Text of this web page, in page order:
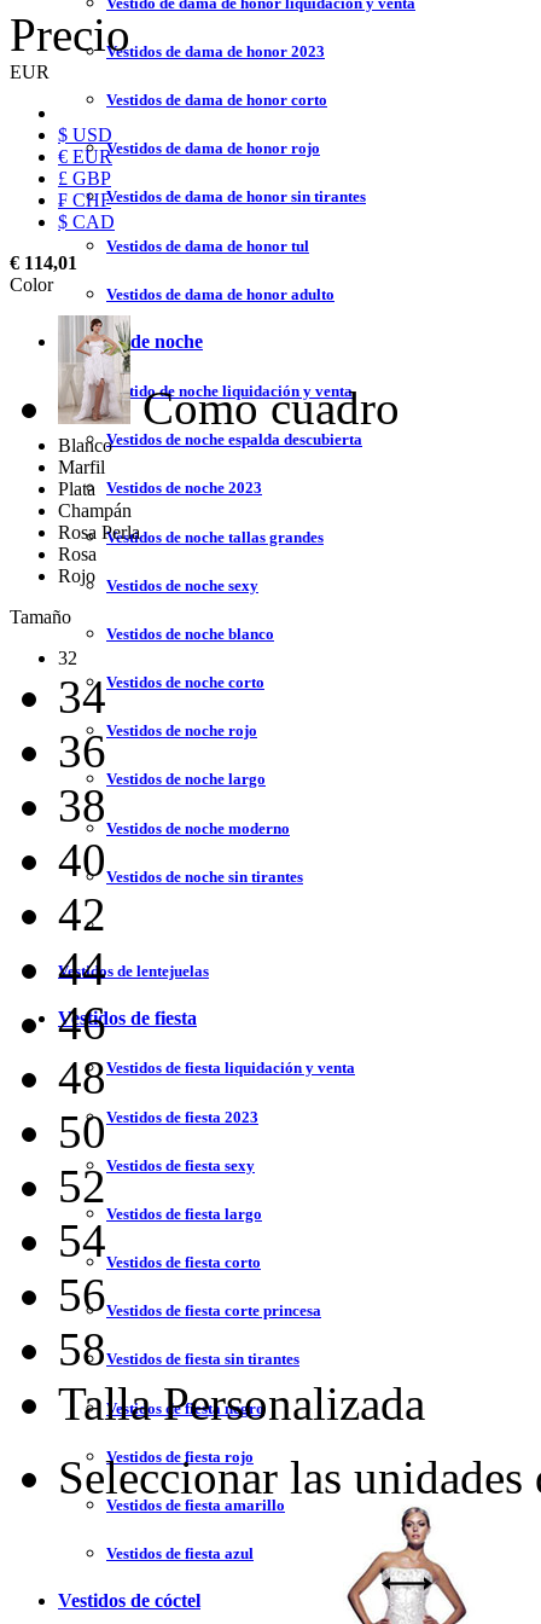
Vestidos de dama de honor 2023
Vestidos de dama de honor corto
Vestidos de dama de honor rojo
Vestidos de dama de honor sin tirantes
Vestidos de dama de honor tul
Vestidos de dama de honor adulto
Vestidos de noche
Vestido de noche liquidación y venta
Vestidos de noche espalda descubierta
Vestidos de noche 2023
Vestidos de noche tallas grandes
Vestidos de noche sexy
Vestidos de noche blanco
Vestidos de noche corto
Vestidos de noche rojo
Vestidos de noche largo
Vestidos de noche moderno
Vestidos de noche sin tirantes
Vestidos de lentejuelas
Vestidos de fiesta
Vestidos de fiesta liquidación y venta
Vestidos de fiesta 2023
Vestidos de fiesta sexy
Vestidos de fiesta largo
Vestidos de fiesta corto
Vestidos de fiesta corte princesa
Vestidos de fiesta sin tirantes
Vestidos de fiesta negro
Vestidos de fiesta rojo
Vestidos de fiesta amarillo
Vestidos de fiesta azul
Vestidos de cóctel
Precio
EUR
$ USD
€ EUR
£ GBP
₣ CHF
$ CAD
€ 114,01
Color
Como cuadro
Blanco
Marfil
Plata
Champán
Rosa Perla
Rosa
Rojo
Tamaño
32
34
36
38
40
42
44
46
48
50
52
54
56
58
Talla Personalizada
Seleccionar las